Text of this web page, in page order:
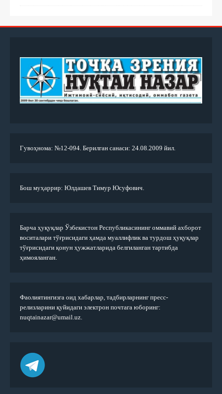
Гувоҳнома: №12-094. Берилган санаси: 24.08.2009 йил.
Бош муҳаррир: Юлдашев Тимур Юсуфович.
Барча ҳуқуқлар Ўзбекистон Республикасининг оммавий ахборот
воситалари тўғрисидаги ҳамда муаллифлик ва турдош ҳуқуқлар
тўғрисидаги қонун ҳужжатларида белгиланган тартибда
ҳимояланган.
Фаолиятингизга оид хабарлар, тадбирларнинг пресс-
релизларини қуйидаги электрон почтага юборинг:
nuqtainazar@umail.uz.